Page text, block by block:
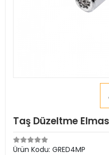
Taş Düzeltme
Ürün Kodu: GRED4MP